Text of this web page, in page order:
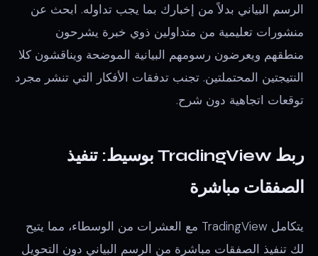
الرسم البياني بدلاً من إخبارك بما يجب تداوله. ابحث عن
منشورات تعليمية من متداولين ذوي خبرة يشرحون
منطقهم ويعرضون رسومهم البيانية الموضحة ويناقشون كلا
النتيجتين المحتملتين. تجنب تدفقات الأفكار التي تنشر مجرد
توقعات اتجاهية دون شرح.
ربط TradingView بوسيط: تنفيذ
الصفقات مباشرة
يتكامل TradingView مع العشرات من الوسطاء، مما يتيح
لك تنفيذ الصفقات مباشرة من الرسم البياني دون التحويل